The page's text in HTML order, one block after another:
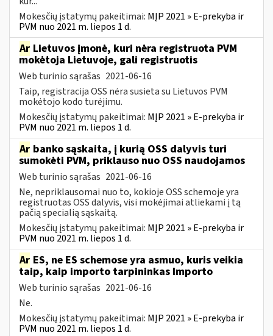
Mokesčių įstatymų pakeitimai: MĮP 2021 » E-prekyba ir
PVM nuo 2021 m. liepos 1 d.
Ar Lietuvos įmonė, kuri nėra registruota PVM
mokėtoja Lietuvoje, gali registruotis
Web turinio sąrašas 2021-06-16
Taip, registracija OSS nėra susieta su Lietuvos PVM
mokėtojo kodo turėjimu.
Mokesčių įstatymų pakeitimai: MĮP 2021 » E-prekyba ir
PVM nuo 2021 m. liepos 1 d.
Ar banko sąskaita, į kurią OSS dalyvis turi
sumokėti PVM, priklauso nuo OSS naudojamos
Web turinio sąrašas 2021-06-16
Ne, nepriklausomai nuo to, kokioje OSS schemoje yra
registruotas OSS dalyvis, visi mokėjimai atliekami į tą
pačią specialią sąskaitą.
Mokesčių įstatymų pakeitimai: MĮP 2021 » E-prekyba ir
PVM nuo 2021 m. liepos 1 d.
Ar ES, ne ES schemose yra asmuo, kuris veikia
taip, kaip importo tarpininkas Importo
Web turinio sąrašas 2021-06-16
Ne.
Mokesčių įstatymų pakeitimai: MĮP 2021 » E-prekyba ir
PVM nuo 2021 m. liepos 1 d.